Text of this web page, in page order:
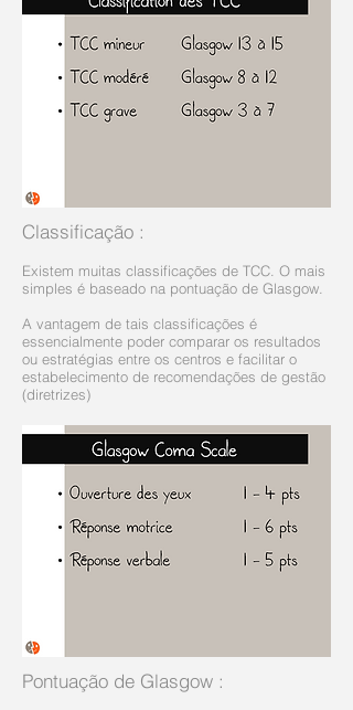
Classificação :
Existem muitas classificações de TCC. O mais
simples é baseado na pontuação de Glasgow.
A vantagem de tais classificações é
essencialmente poder comparar os resultados
ou estratégias entre os centros e facilitar o
estabelecimento de recomendações de gestão
(diretrizes)
Pontuação de Glasgow :